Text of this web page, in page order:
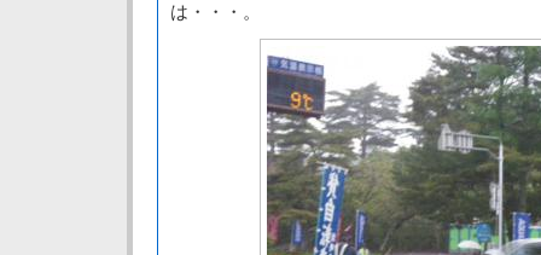
は・・・。